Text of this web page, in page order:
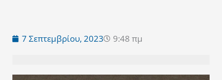
7 Σεπτεμβρίου, 2023 9:48 πμ